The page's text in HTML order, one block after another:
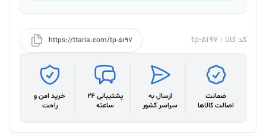
کد کالا : tp-5197 https://ttaria.com/tp-5197
ضمانت
اصالت کالاها
ارسال به
سراسر کشور
پشتیبانی 24
ساعته
خرید امن و
راحت